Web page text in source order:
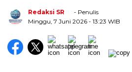
Redaksi SR
- Penulis
Minggu, 7 Juni 2026 - 13:23 WIB